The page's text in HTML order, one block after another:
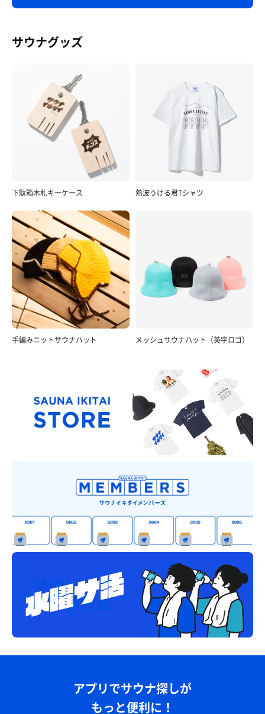
サウナグッズ
下駄箱木札キーケース 熱波うける君Tシャツ
手編みニットサウナハット メッシュサウナハット（英字ロゴ）
アプリでサウナ探しが
もっと便利に！